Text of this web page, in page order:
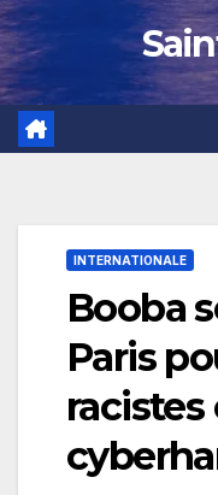
INTERNATIONALE
Booba
Paris
racistes